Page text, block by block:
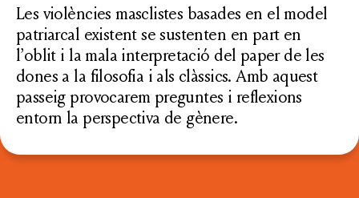
Les violències masclistes basades en el model
patriarcal existent se sustenten en part en
l’oblit i la mala interpretació del paper de les
dones a la filosofia i als clàssics. Amb aquest
passeig provocarem preguntes i reflexions
entorn la perspectiva de gènere.